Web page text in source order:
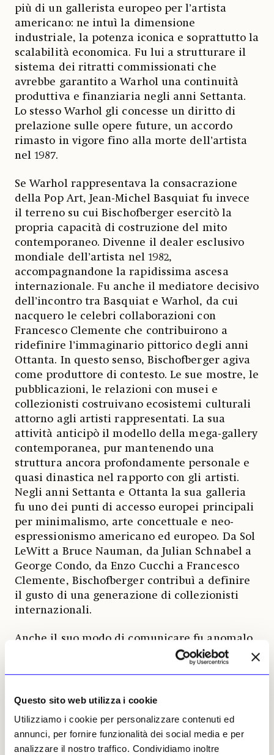
Questo sito web utilizza i cookie
Utilizziamo i cookie per personalizzare contenuti ed
annunci, per fornire funzionalità dei social media e per
analizzare il nostro traffico. Condividiamo inoltre
più di un gallerista europeo per l’artista
americano: ne intuì la dimensione
industriale, la potenza iconica e soprattutto la
scalabilità economica. Fu lui a strutturare il
sistema dei ritratti commissionati che
avrebbe garantito a Warhol una continuità
produttiva e finanziaria negli anni Settanta.
Lo stesso Warhol gli concesse un diritto di
prelazione sulle opere future, un accordo
rimasto in vigore fino alla morte dell’artista
nel 1987.
Se Warhol rappresentava la consacrazione
della Pop Art, Jean-Michel Basquiat fu invece
il terreno su cui Bischofberger esercitò la
propria capacità di costruzione del mito
contemporaneo. Divenne il dealer esclusivo
mondiale dell’artista nel 1982,
accompagnandone la rapidissima ascesa
internazionale. Fu anche il mediatore decisivo
dell’incontro tra Basquiat e Warhol, da cui
nacquero le celebri collaborazioni con
Francesco Clemente che contribuirono a
ridefinire l’immaginario pittorico degli anni
Ottanta. In questo senso, Bischofberger agiva
come produttore di contesto. Le sue mostre, le
pubblicazioni, le relazioni con musei e
collezionisti costruivano ecosistemi culturali
attorno agli artisti rappresentati. La sua
attività anticipò il modello della mega-gallery
contemporanea, pur mantenendo una
struttura ancora profondamente personale e
quasi dinastica nel rapporto con gli artisti.
Negli anni Settanta e Ottanta la sua galleria
fu uno dei punti di accesso europei principali
per minimalismo, arte concettuale e neo-
espressionismo americano ed europeo. Da Sol
LeWitt a Bruce Nauman, da Julian Schnabel a
George Condo, da Enzo Cucchi a Francesco
Clemente, Bischofberger contribuì a definire
il gusto di una generazione di collezionisti
internazionali.
Anche il suo modo di comunicare fu anomalo.
Celebri rimasero le copertine pubblicitarie
realizzate per riviste come Artforum, dove
della galleria sceglieva immagini della vita
volutamente straniante rispetto al linguaggio
dominante del mercato globale. Una strategia